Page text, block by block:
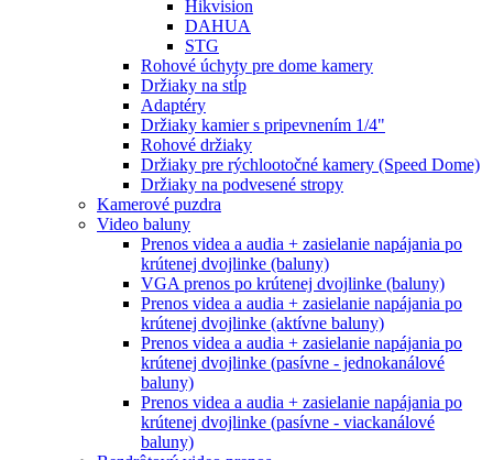
Hikvision
DAHUA
STG
Rohové úchyty pre dome kamery
Držiaky na stĺp
Adaptéry
Držiaky kamier s pripevnením 1/4"
Rohové držiaky
Držiaky pre rýchlootočné kamery (Speed Dome)
Držiaky na podvesené stropy
Kamerové puzdra
Video baluny
Prenos videa a audia + zasielanie napájania po
krútenej dvojlinke (baluny)
VGA prenos po krútenej dvojlinke (baluny)
Prenos videa a audia + zasielanie napájania po
krútenej dvojlinke (aktívne baluny)
Prenos videa a audia + zasielanie napájania po
krútenej dvojlinke (pasívne - jednokanálové
baluny)
Prenos videa a audia + zasielanie napájania po
krútenej dvojlinke (pasívne - viackanálové
baluny)